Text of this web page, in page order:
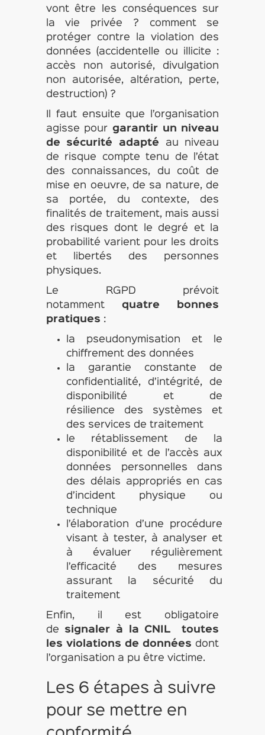
vont être les conséquences sur
la vie privée ? comment se
protéger contre la violation des
données (accidentelle ou illicite :
accès non autorisé, divulgation
non autorisée, altération, perte,
destruction) ?
Il faut ensuite que l’organisation
agisse pour garantir un niveau
de sécurité adapté au niveau
de risque compte tenu de l’état
des connaissances, du coût de
mise en oeuvre, de sa nature, de
sa portée, du contexte, des
finalités de traitement, mais aussi
des risques dont le degré et la
probabilité varient pour les droits
et libertés des personnes
physiques.
Le RGPD prévoit
notamment quatre bonnes
pratiques :
la pseudonymisation et le
chiffrement des données
la garantie constante de
confidentialité, d’intégrité, de
disponibilité et de
résilience des systèmes et
des services de traitement
le rétablissement de la
disponibilité et de l’accès aux
données personnelles dans
des délais appropriés en cas
d’incident physique ou
technique
l’élaboration d’une procédure
visant à tester, à analyser et
à évaluer régulièrement
l’efficacité des mesures
assurant la sécurité du
traitement
Enfin, il est obligatoire
de signaler à la CNIL toutes
les violations de données dont
l’organisation a pu être victime.
Les 6 étapes à suivre
pour se mettre en